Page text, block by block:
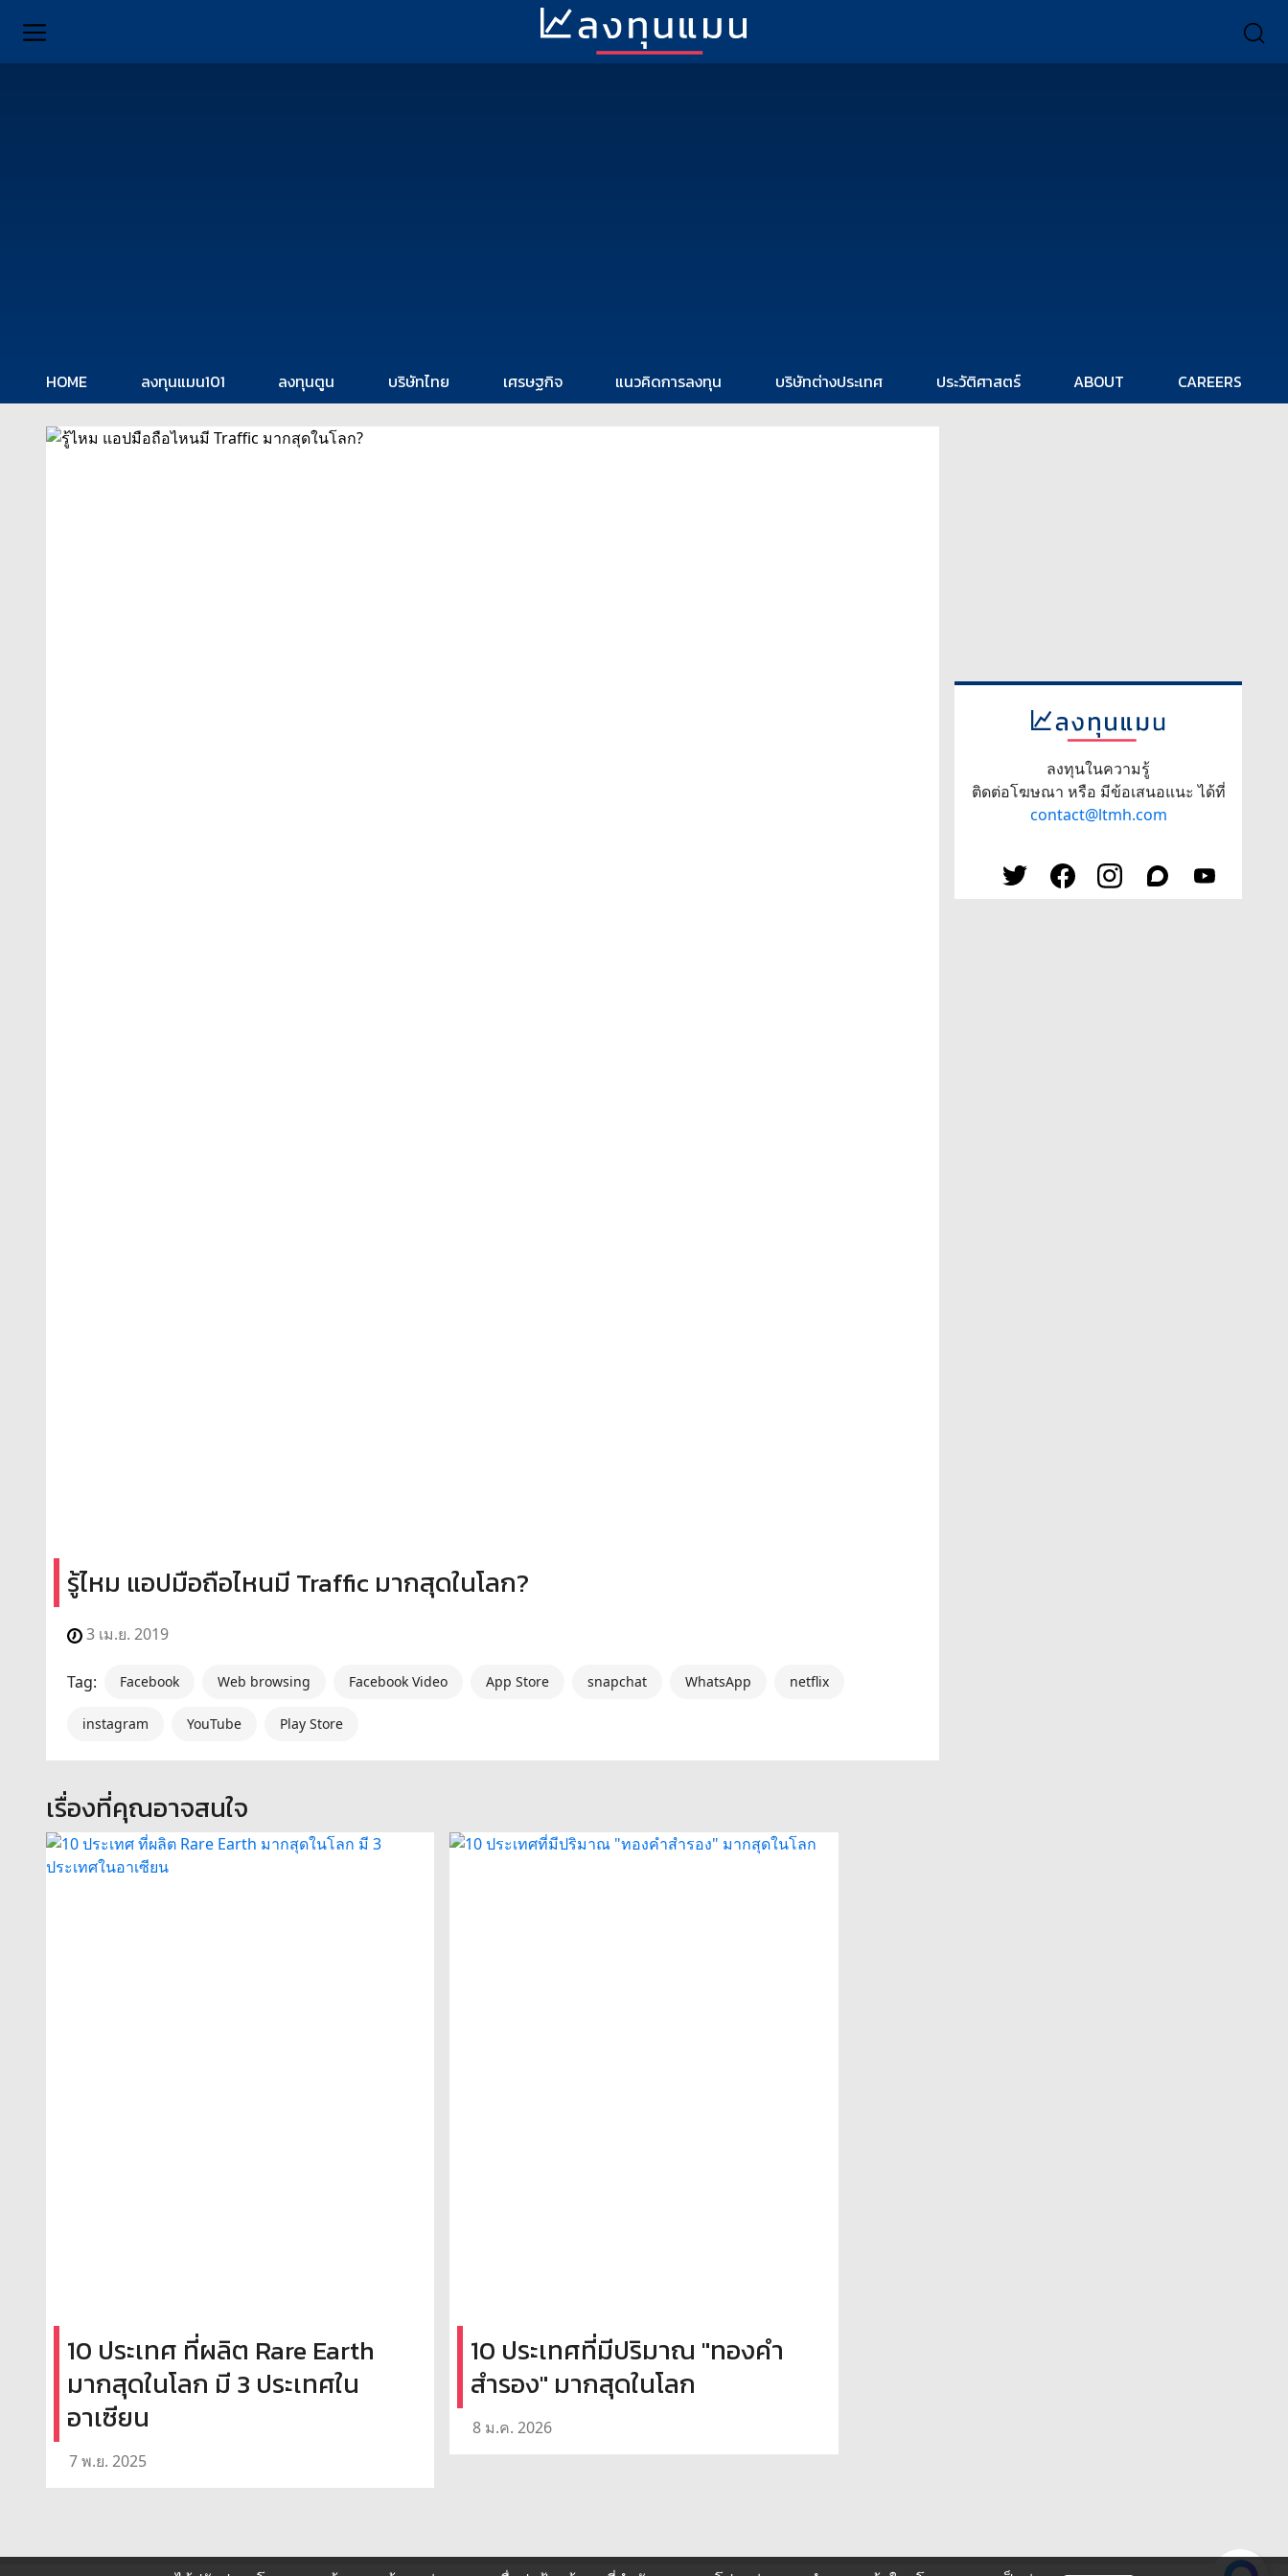
HOME ลงทุนแมน101 ลงทุนตูน บริษัทไทย เศรษฐกิจ แนวคิดการลงทุน บริษัทต่างประเทศ ประวัติศาสตร์ ABOUT CAREERS
รู้ไหม แอปมือถือไหนมี Traffic มากสุดในโลก?
3 เม.ย. 2019
Tag: Facebook Web browsing Facebook Video App Store snapchat WhatsApp netflix
instagram YouTube Play Store
ลงทุนในความรู้
ติดต่อโฆษณา หรือ มีข้อเสนอแนะ ได้ที่
contact@ltmh.com
เรื่องที่คุณอาจสนใจ
10 ประเทศ ที่ผลิต Rare Earth
มากสุดในโลก มี 3 ประเทศใน
อาเซียน
7 พ.ย. 2025
10 ประเทศที่มีปริมาณ "ทองคำ
สำรอง" มากสุดในโลก
8 ม.ค. 2026